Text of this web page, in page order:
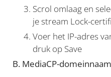
Scrol omlaag en
je stream Lock-
Voer het IP-adres
druk op Save
B. MediaCP-domeinnaam